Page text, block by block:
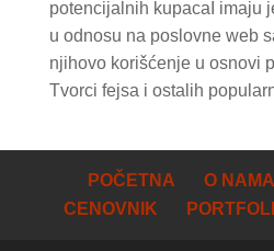
potencijalnih kupacaI imaju
u odnosu na poslovne web
njihovo korišćenje u osnovi
Tvorci fejsa i ostalih
POČETNA O NAMA
CENOVNIK